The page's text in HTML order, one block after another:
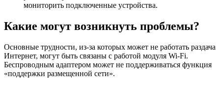
мониторить подключенные устройства.
Какие могут возникнуть проблемы?
Основные трудности, из-за которых может не работать раздача
Интернет, могут быть связаны с работой модуля Wi-Fi.
Беспроводным адаптером может не поддерживаться функция
«поддержки размещенной сети».